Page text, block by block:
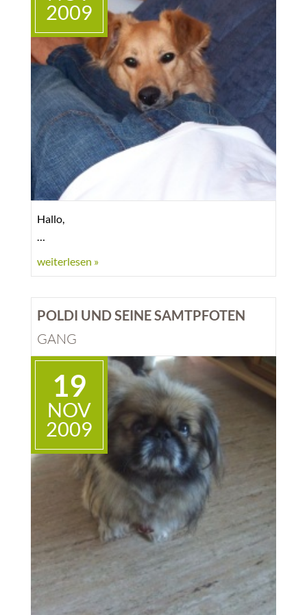
ihm in der Hundeschule Kuettner in Alsfeld
Lingelbach und müssen sagen, es geht gut
vorwärts.
Unser Alfons liegt gerade auf seinem Sofa und
schaut mir beim Schreiben zu!!! Liebe Grüße an
alle, die Alfons kennen und natürlich den Rest
auch !! Wir schauen bei Gelegenheit mal vorbei!
2009
Hallo,
mehr wegzudenken.
Viele Grüße!
weiterlesen »
POLDI UND SEINE SAMTPFOTEN
GANG
19
NOV
2009